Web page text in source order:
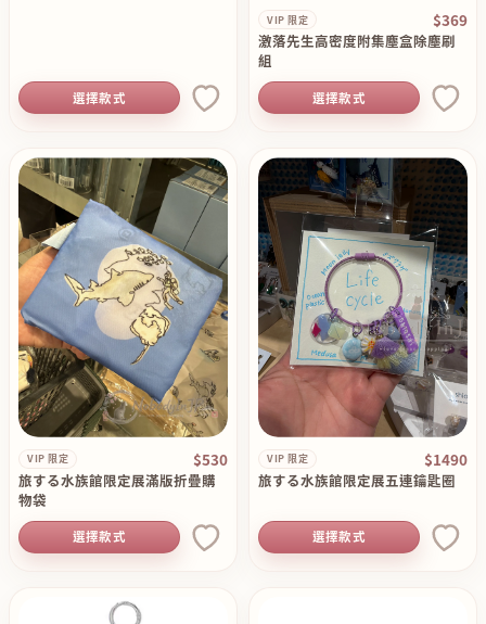
選擇款式
VIP 限定 $369
激落先生高密度附集塵盒除塵刷
組
選擇款式
VIP 限定 $530
旅する水族館限定展滿版折疊購
物袋
選擇款式
VIP 限定 $1490
旅する水族館限定展五連鑰匙圈
選擇款式